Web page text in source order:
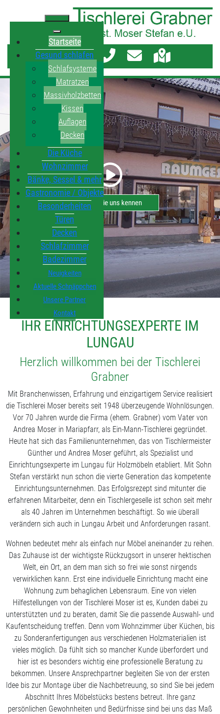
Startseite
Gesund schlafen
Schlafsysteme
Matratzen
Massivholzbetten
Kissen
Auflagen
Decken
Die Küche
Wohnzimmer
Bänke, Sessel & mehr
Gastronomie / Objekte
Besonderheiten
Türen
Decken
Schlafzimmer
Badezimmer
Neuigkeiten
Aktuelle Schnäppchen
Unsere Partner
Kontakt
Lernen Sie uns kennen
IHR EINRICHTUNGSEXPERTE IM
LUNGAU
Herzlich willkommen bei der Tischlerei
Grabner
Mit Branchenwissen, Erfahrung und einzigartigem Service realisiert
die Tischlerei Moser bereits seit 1948 überzeugende Wohnlösungen.
Vor 70 Jahren wurde die Firma (ehem. Grabner) vom Vater von
Andrea Moser in Mariapfarr, als Ein-Mann-Tischlerei gegründet.
Heute hat sich das Familienunternehmen, das von Tischlermeister
Günther und Andrea Moser geführt, als Spezialist und
Einrichtungsexperte im Lungau für Holzmöbeln etabliert. Mit Sohn
Stefan verstärkt nun schon die vierte Generation das kompetente
Einrichtungsunternehmen. Das Erfolgsrezept sind mitunter die
erfahrenen Mitarbeiter, denn ein Tischlergeselle ist schon seit mehr
als 40 Jahren im Unternehmen beschäftigt. So wie überall
verändern sich auch in Lungau Arbeit und Anforderungen rasant.
Wohnen bedeutet mehr als einfach nur Möbel aneinander zu reihen.
Das Zuhause ist der wichtigste Rückzugsort in unserer hektischen
Welt, ein Ort, an dem man sich so frei wie sonst nirgends
verwirklichen kann. Erst eine individuelle Einrichtung macht eine
Wohnung zum behaglichen Lebensraum. Eine von vielen
Hilfestellungen von der Tischlerei Moser ist es, Kunden dabei zu
unterstützten und zu beraten, damit Sie die passende Auswahl- und
Kaufentscheidung treffen. Denn vom Wohnzimmer über Küchen, bis
zu Sonderanfertigungen aus verschiedenen Holzmaterialien ist
vieles möglich. Da fühlt sich so mancher Kunde überfordert und
hier ist es besonders wichtig eine professionelle Beratung zu
bekommen. Unsere Ansprechpartner begleiten Sie von der ersten
Idee bis zur Montage über die Nachbetreuung, so sind Sie bei jedem
Abschnitt Ihres Möbelstücks bestens betreut. Ihre ganz
persönlichen Gewohnheiten und Bedürfnisse sind bei uns das Maß